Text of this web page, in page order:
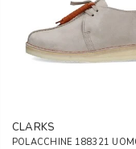
CLARKS
POLACCHINE 188321